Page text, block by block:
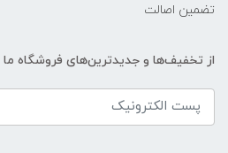
تضمین اصالت
از تخفیف‌ها و جدیدترین‌های فروشگاه ما